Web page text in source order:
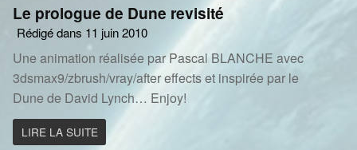
Le prologue de Dune revisité
Rédigé dans 11 juin 2010
Une animation réalisée par Pascal BLANCHE avec
3dsmax9/zbrush/vray/after effects et inspirée par le
Dune de David Lynch… Enjoy!
LIRE LA SUITE